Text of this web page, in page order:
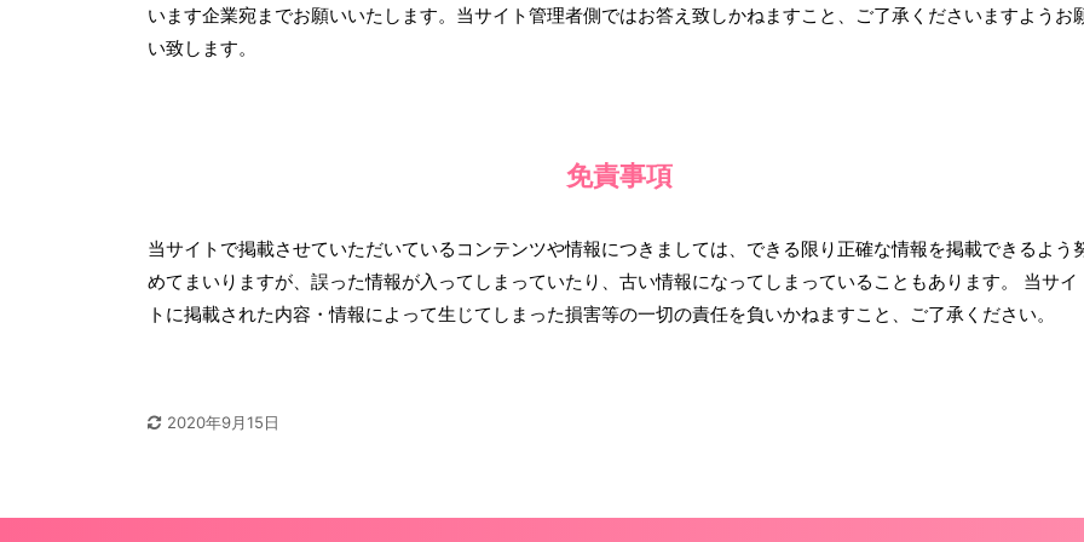
います企業宛までお願いいたします。当サイト管理者側ではお答え致しかねますこと、ご了承くださいますようお
い致します。
免責事項
当サイトで掲載させていただいているコンテンツや情報につきましては、できる限り正確な情報を掲載できるよう
めてまいりますが、誤った情報が入ってしまっていたり、古い情報になってしまっていることもあります。 当サイ
トに掲載された内容・情報によって生じてしまった損害等の一切の責任を負いかねますこと、ご了承ください。
2020年9月15日